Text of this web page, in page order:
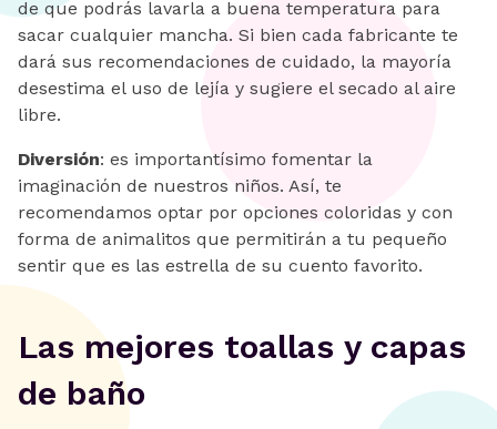
de que podrás lavarla a buena temperatura para
sacar cualquier mancha. Si bien cada fabricante te
dará sus recomendaciones de cuidado, la mayoría
desestima el uso de lejía y sugiere el secado al aire
libre.
Diversión: es importantísimo fomentar la
imaginación de nuestros niños. Así, te
recomendamos optar por opciones coloridas y con
forma de animalitos que permitirán a tu pequeño
sentir que es las estrella de su cuento favorito.
Las mejores toallas y capas
de baño